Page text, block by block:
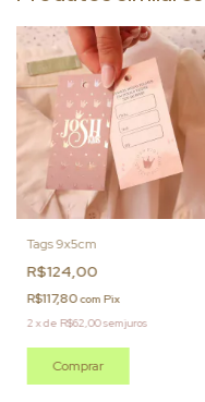
Tags 9x5cm
R$124,00
R$117,80com Pix
2 xde R$62,00sem juros
Comprar